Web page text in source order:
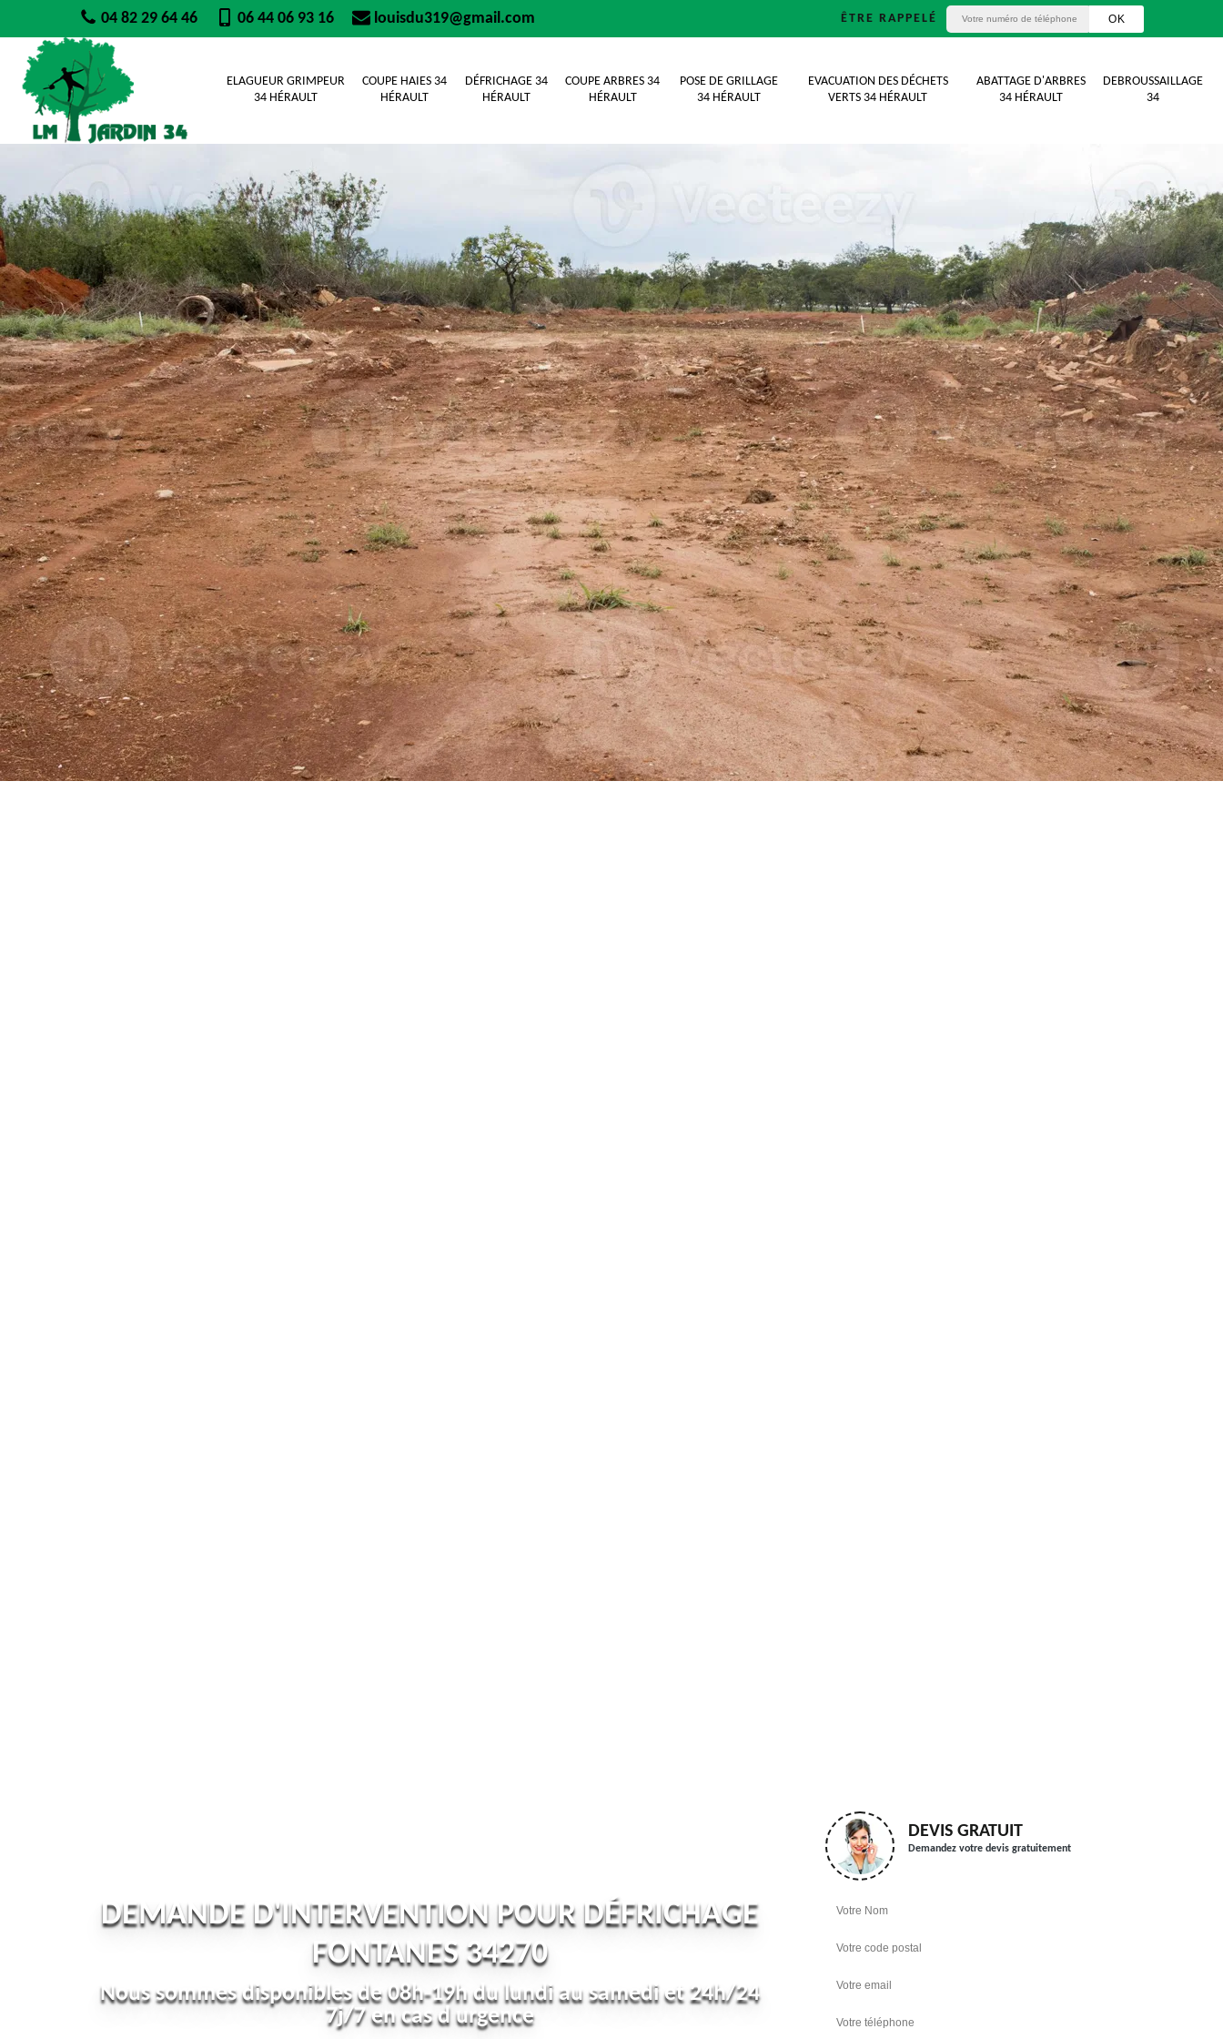
04 82 29 64 46 06 44 06 93 16 louisdu319@gmail.com ÊTRE RAPPELÉ
ELAGUEUR GRIMPEUR
34 HÉRAULT
COUPE HAIES 34
HÉRAULT
DÉFRICHAGE 34
HÉRAULT
COUPE ARBRES 34
HÉRAULT
POSE DE GRILLAGE
34 HÉRAULT
EVACUATION DES DÉCHETS
VERTS 34 HÉRAULT
ABATTAGE D'ARBRES
34 HÉRAULT
DEBROUSSAILLAGE
34
DEMANDE D'INTERVENTION POUR DÉFRICHAGE
FONTANES 34270
Nous sommes disponibles de 08h-19h du lundi au samedi et 24h/24
7j/7 en cas d urgence
DEVIS GRATUIT
Demandez votre devis gratuitement